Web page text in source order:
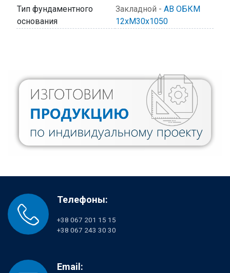
Тип фундаментного
основания
Закладной - АВ ОБКМ
12хМ30х1050
Телефоны:
+38 067 201 15 15
+38 067 243 30 30
Email: